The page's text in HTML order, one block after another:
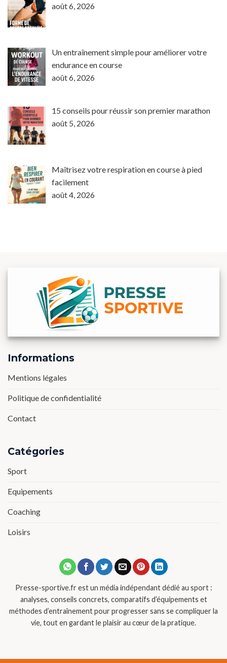
août 6, 2026
Un entraînement simple pour améliorer votre
endurance en course
août 6, 2026
15 conseils pour réussir son premier marathon
août 5, 2026
Maîtrisez votre respiration en course à pied
facilement
août 4, 2026
Informations
Mentions légales
Politique de confidentialité
Contact
Catégories
Sport
Equipements
Coaching
Loisirs
Presse-sportive.fr est un média indépendant dédié au sport :
analyses, conseils concrets, comparatifs d’équipements et
méthodes d’entraînement pour progresser sans se compliquer la
vie, tout en gardant le plaisir au cœur de la pratique.